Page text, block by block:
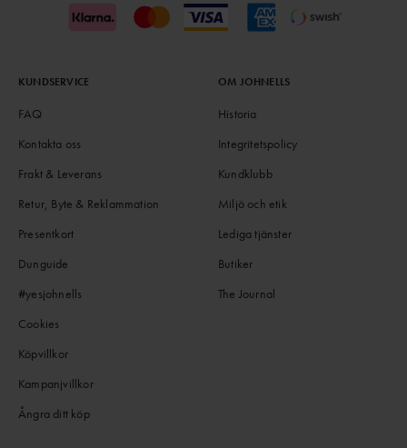
KUNDSERVICE
FAQ
Kontakta oss
Frakt & Leverans
Retur, Byte & Reklammation
Presentkort
Dunguide
#yesjohnells
Cookies
Köpvillkor
Kampanjvillkor
Ångra ditt köp
OM JOHNELLS
Historia
Integritetspolicy
Kundklubb
Miljö och etik
Lediga tjänster
Butiker
The Journal